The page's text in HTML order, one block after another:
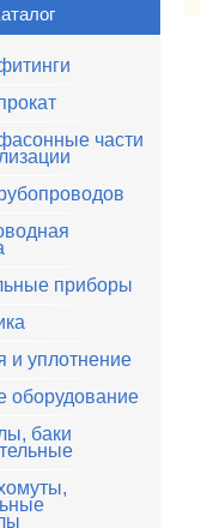
части
приборы
и уплотнение
оборудование
баки